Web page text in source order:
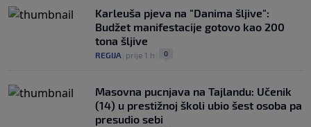
Karleuša pjeva na "Danima šljive":
Budžet manifestacije gotovo kao 200
tona šljive
REGIJA prije 1 h 0
Masovna pucnjava na Tajlandu: Učenik
(14) u prestižnoj školi ubio šest osoba pa
presudio sebi